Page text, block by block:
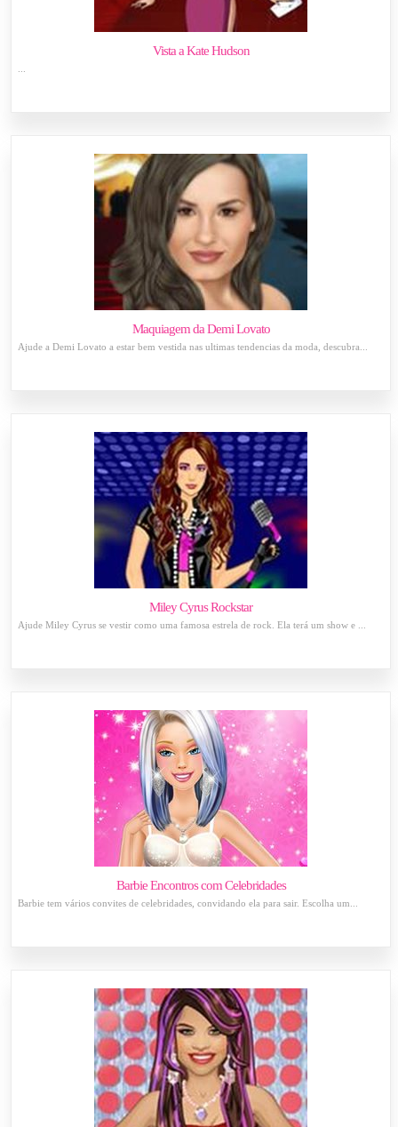
Vista a Kate Hudson
Maquiagem da Demi Lovato
Ajude a Demi Lovato a estar bem vestida nas ultimas tendencias da moda, descubra...
Miley Cyrus Rockstar
Ajude Miley Cyrus se vestir como uma famosa estrela de rock. Ela terá um show e ...
Barbie Encontros com Celebridades
Barbie tem vários convites de celebridades, convidando ela para sair. Escolha um...